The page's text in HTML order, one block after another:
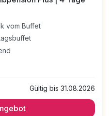
vom Buffet
vom Buffet
Gültig bis 31.08.2026